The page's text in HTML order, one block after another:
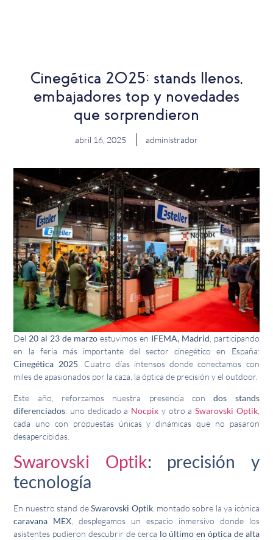
Cinegética 2025: stands llenos,
embajadores top y novedades
que sorprendieron
abril 16, 2025 administrador
Del 20 al 23 de marzo estuvimos en IFEMA, Madrid , participando
en la feria más importante del sector cinegético en España:
Cinegética 2025 . Cuatro días intensos donde conectamos con
miles de apasionados por la caza, la óptica de precisión y el outdoor.
Este año, reforzamos nuestra presencia condos stands
diferenciados: uno dedicado a Nocpix y otro a Swarovski Optik,
cada uno con propuestas únicas y dinámicas que no pasaron
desapercibidas.
Swarovski Optik: precisión y
tecnología
En nuestro stand deSwarovski Optik, montado sobre la ya icónica
caravana MEX , desplegamos un espacio inmersivo donde los
asistentes pudieron descubrir de cerca lo último en óptica de alta